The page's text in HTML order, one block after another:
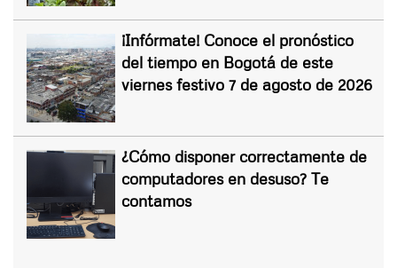
¡Infórmate! Conoce el pronóstico
del tiempo en Bogotá de este
viernes festivo 7 de agosto de 2026
¿Cómo disponer correctamente de
computadores en desuso? Te
contamos